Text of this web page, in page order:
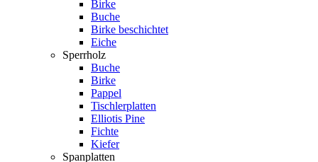
Birke
Buche
Birke beschichtet
Eiche
Sperrholz
Buche
Birke
Pappel
Tischlerplatten
Elliotis Pine
Fichte
Kiefer
Spanplatten